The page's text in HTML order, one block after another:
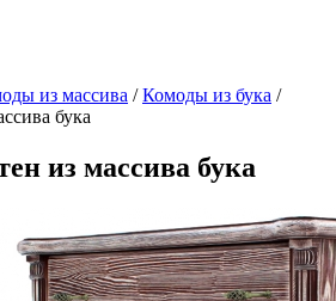
из массива /Комоды из бука /
бука
из массива бука